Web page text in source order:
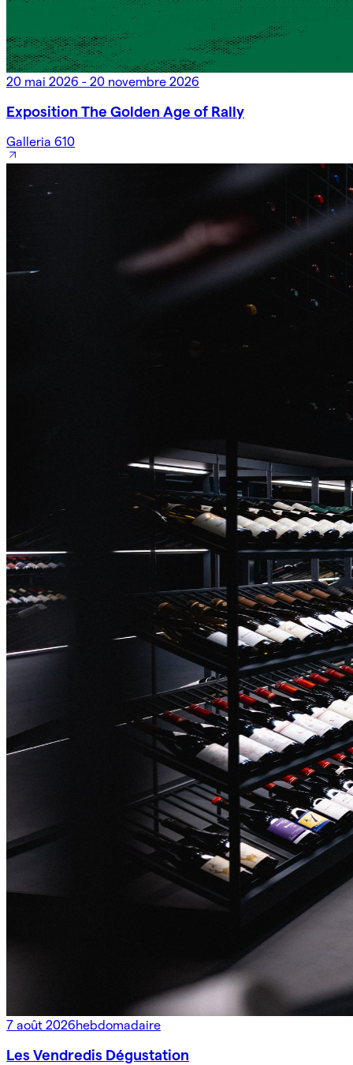
20 mai 2026 - 20 novembre 2026
Exposition The Golden Age of Rally
Galleria 610
7 août 2026hebdomadaire
Les Vendredis Dégustation